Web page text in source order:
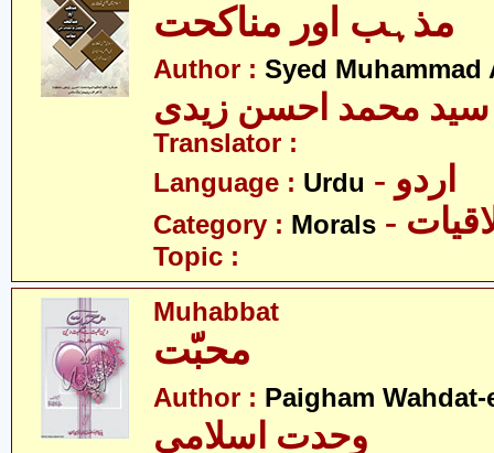
مذہب اور مناکحت
Author : Syed Muhammad
سید محمد احسن زیدی
Translator :
Language : Urdu - اردو
Category : Morals
Topic :
Muhabbat
محبّت
Author : Paigham
وحدت اسلامی